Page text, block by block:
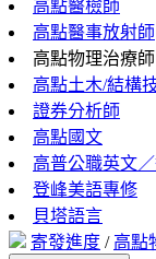
高點醫檢師
高點醫事放射師
高點物理治療師
高點土木/結構
證券分析師
高點國文
高普公職英文
登峰美語專修
貝塔語言
寄發進度 / 高點